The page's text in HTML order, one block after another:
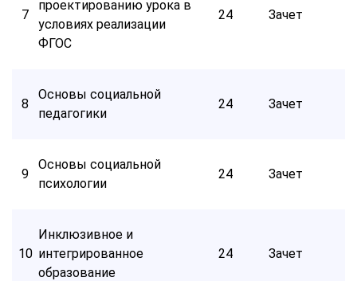
7
проектированию урока в
условиях реализации
ФГОС
24 Зачет
8
Основы социальной
педагогики
24 Зачет
9
Основы социальной
психологии
24 Зачет
10
Инклюзивное и
интегрированное
образование
24 Зачет